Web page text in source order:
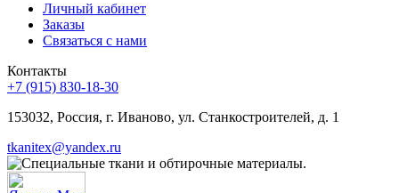
Личный кабинет
Заказы
Связаться с нами
Контакты
+7 (915) 830-18-30
153032, Россия, г. Иваново, ул. Станкостроителей, д. 1
tkanitex@yandex.ru